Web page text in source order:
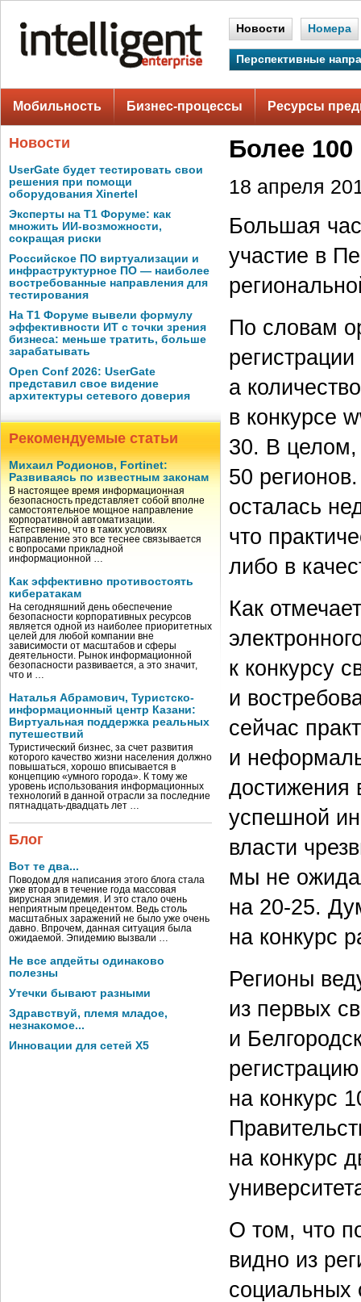
Новости Номера
Перспективные
Мобильность Бизнес-процессы Ресурсы
Новости
UserGate будет тестировать свои
решения при помощи
оборудования Xinertel
Эксперты на Т1 Форуме: как
множить ИИ-возможности,
сокращая риски
Российское ПО виртуализации и
инфраструктурное ПО — наиболее
востребованные направления для
тестирования
На Т1 Форуме вывели формулу
эффективности ИТ с точки зрения
бизнеса: меньше тратить, больше
зарабатывать
Open Conf 2026: UserGate
представил свое видение
архитектуры сетевого доверия
Рекомендуемые статьи
Михаил Родионов, Fortinet:
Развиваясь по известным законам
В настоящее время информационная
безопасность представляет собой вполне
самостоятельное мощное направление
корпоративной автоматизации.
Естественно, что в таких условиях
направление это все теснее связывается
с вопросами прикладной
информационной …
Как эффективно противостоять
кибератакам
На сегодняшний день обеспечение
безопасности корпоративных ресурсов
является одной из наиболее приоритетных
целей для любой компании вне
зависимости от масштабов и сферы
деятельности. Рынок информационной
безопасности развивается, а это значит,
что и …
Наталья Абрамович, Туристско-
информационный центр Казани:
Виртуальная поддержка реальных
путешествий
Туристический бизнес, за счет развития
которого качество жизни населения должно
повышаться, хорошо вписывается в
концепцию «умного города». К тому же
уровень использования информационных
технологий в данной отрасли за последние
пятнадцать-двадцать лет …
Блог
Вот те два...
Поводом для написания этого блога стала
уже вторая в течение года массовая
вирусная эпидемия. И это стало очень
неприятным прецедентом. Ведь столь
масштабных заражений не было уже очень
давно. Впрочем, данная ситуация была
ожидаемой. Эпидемию вызвали …
Не все апдейты одинаково
полезны
Утечки бывают разными
Здравствуй, племя младое,
незнакомое...
Инновации для сетей X5
Более
18 апреля
Большая
участие в
По словам
а
в конкурсе
30. В целом,
50
осталась
что
либо в
Как
к конкурсу
и
сейчас
и
достижения
успешной
власти
мы не
на 20-25.
на конкурс
Регионы
из первых
и
на конкурс
на конкурс
О том, что
видно из
социальных